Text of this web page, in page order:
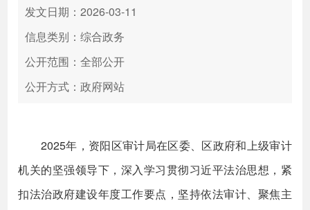
高效办成一件事
发文日期：2026-03-11
信息类别：综合政务
公开范围：全部公开
公开方式：政府网站
2025年，资阳区审计局在区委、区政府和上级审计
机关的坚强领导下，深入学习贯彻习近平法治思想，紧
扣法治政府建设年度工作要点，坚持依法审计、聚焦主